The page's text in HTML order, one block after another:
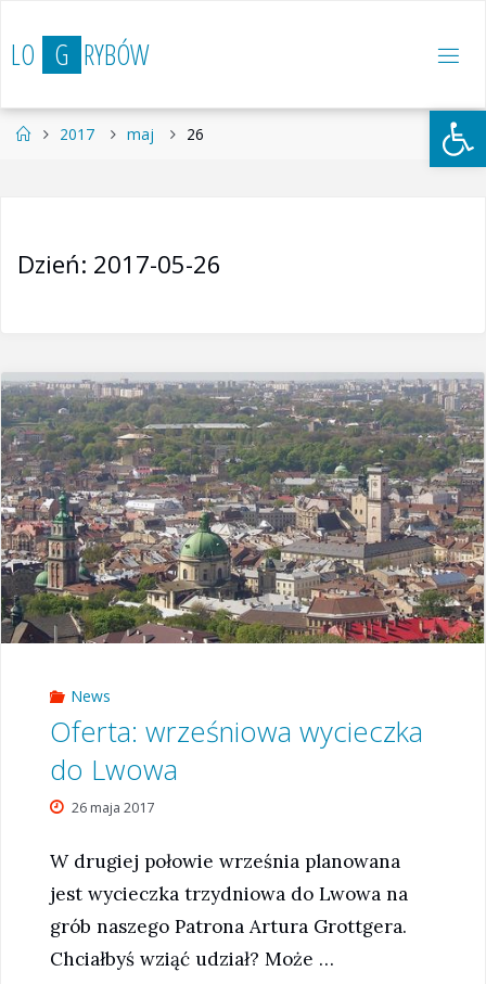
do
treści
LO G RYBÓW
Strona2017 maj 26
Dzień: 2017-05-26
News
Oferta: wrześniowa wycieczka
do Lwowa
26 maja 2017
W drugiej połowie września planowana
jest wycieczka trzydniowa do Lwowa na
grób naszego Patrona Artura Grottgera.
Chciałbyś wziąć udział? Może …